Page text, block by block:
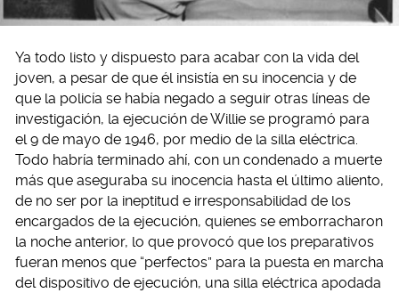
Ya todo listo y dispuesto para acabar con la vida del
joven, a pesar de que él insistía en su inocencia y de
que la policía se había negado a seguir otras líneas de
investigación, la ejecución de Willie se programó para
el 9 de mayo de 1946, por medio de la silla eléctrica.
Todo habría terminado ahí, con un condenado a muerte
más que aseguraba su inocencia hasta el último aliento,
de no ser por la ineptitud e irresponsabilidad de los
encargados de la ejecución, quienes se emborracharon
la noche anterior, lo que provocó que los preparativos
fueran menos que “perfectos” para la puesta en marcha
del dispositivo de ejecución, una silla eléctrica apodada